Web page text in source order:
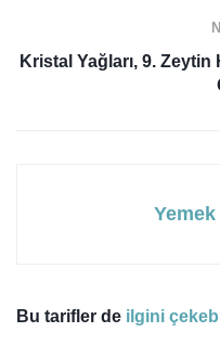
Kristal Yağları, 9.
Bu tarifler de ilgini